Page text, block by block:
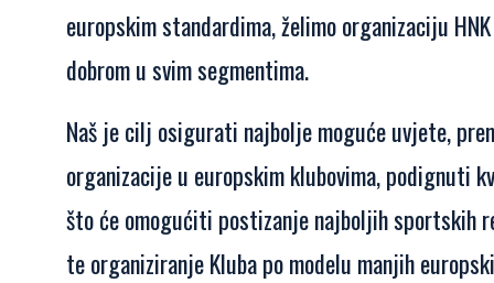
europskim standardima, želimo organizaciju
dobrom u svim segmentima.
Naš je cilj osigurati najbolje moguće uvjete,
organizacije u europskim klubovima, podignuti
što će omogućiti postizanje najboljih sportskih
te organiziranje Kluba po modelu manjih